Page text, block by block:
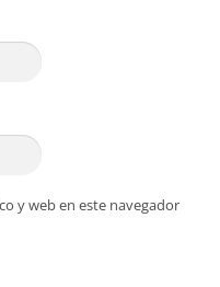
y web en este navegador